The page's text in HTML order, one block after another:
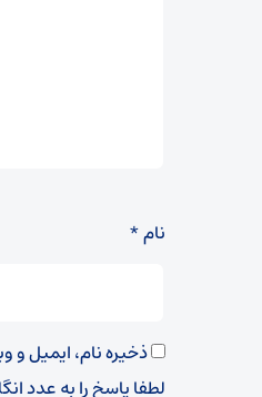
نام*
ذخیره نام، ایمیل و
لطفا پاسخ را به عدد